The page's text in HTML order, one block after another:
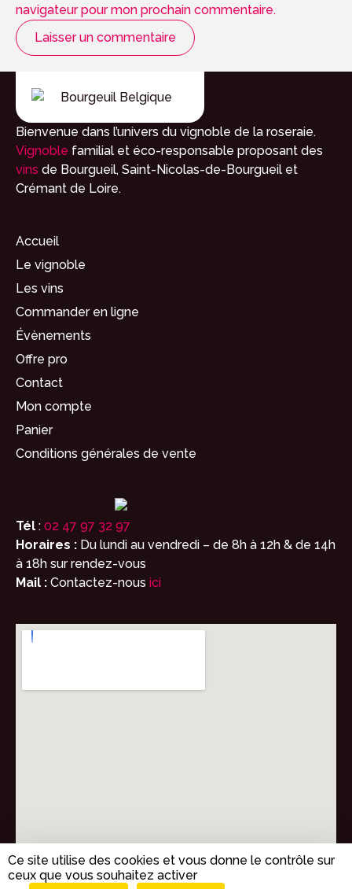
navigateur pour mon prochain commentaire.
Bienvenue dans l’univers du vignoble de la roseraie.
Vignoble familial et éco-responsable proposant des
vins de Bourgueil, Saint-Nicolas-de-Bourgueil et
Crémant de Loire.
Accueil
Le vignoble
Les vins
Commander en ligne
Évènements
Offre pro
Contact
Mon compte
Panier
Conditions générales de vente
Tél : 02 47 97 32 97
Horaires : Du lundi au vendredi – de 8h à 12h & de 14h
à 18h sur rendez-vous
Mail : Contactez-nous ici
Ce site utilise des cookies et vous donne le contrôle sur
ceux que vous souhaitez activer